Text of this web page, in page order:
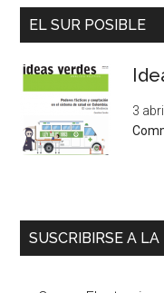
EL SUR POSIBLE
3
SUSCRIBIRSE A LA